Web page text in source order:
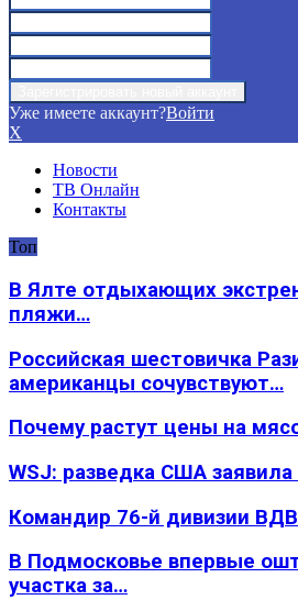
Уже имеете аккаунт?Войти
X
Новости
ТВ Онлайн
Контакты
Топ
В Ялте отдыхающих
пляжи…
Российская шестовичка
американцы сочувствуют…
Почему растут цены на
WSJ: разведка США
Командир 76-й дивизии
В Подмосковье впервые
участка за…